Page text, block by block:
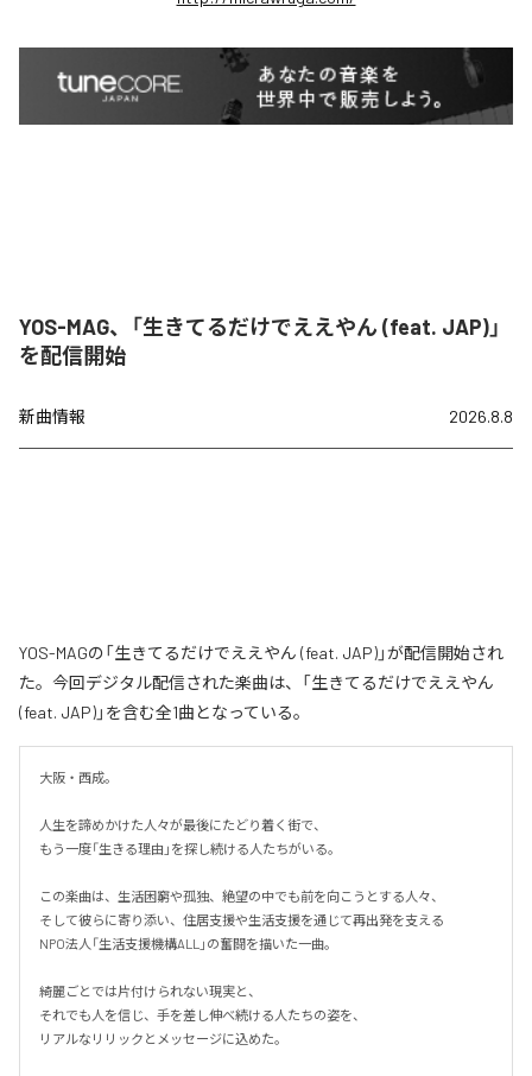
YOS-MAG、「生きてるだけでええやん (feat. JAP)」
を配信開始
新曲情報 2026.8.8
YOS-MAGの「生きてるだけでええやん (feat. JAP)」が配信開始され
た。今回デジタル配信された楽曲は、「生きてるだけでええやん
(feat. JAP)」を含む全1曲となっている。
大阪・西成。
人生を諦めかけた人々が最後にたどり着く街で、
もう一度「生きる理由」を探し続ける人たちがいる。
この楽曲は、生活困窮や孤独、絶望の中でも前を向こうとする人々、
そして彼らに寄り添い、住居支援や生活支援を通じて再出発を支える
NPO法人「生活支援機構ALL」の奮闘を描いた一曲。
綺麗ごとでは片付けられない現実と、
それでも人を信じ、手を差し伸べ続ける人たちの姿を、
リアルなリリックとメッセージに込めた。